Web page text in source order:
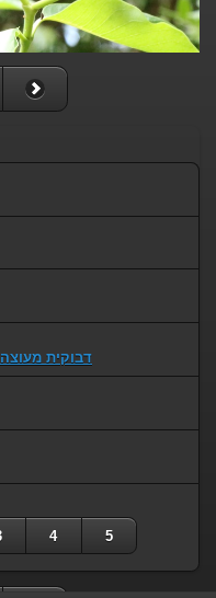
malvaviscus arboreus דבוקית מעוצה
4 5